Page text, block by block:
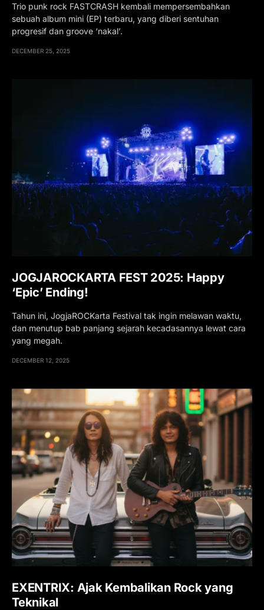
Trio punk rock FASTCRASH kembali mempersembahkan
sebuah album mini (EP) terbaru, yang diberi sentuhan
progresif dan groove ‘nakal’.
DECEMBER 25, 2025
JOGJAROCKARTA FEST 2025: Happy
‘Epic’ Ending!
Tahun ini, JogjaROCKarta Festival tak ingin melawan waktu,
dan menutup bab panjang sejarah kecadasannya lewat cara
yang megah.
DECEMBER 12, 2025
EXENTRIX: Ajak Kembalikan Rock yang
Teknikal